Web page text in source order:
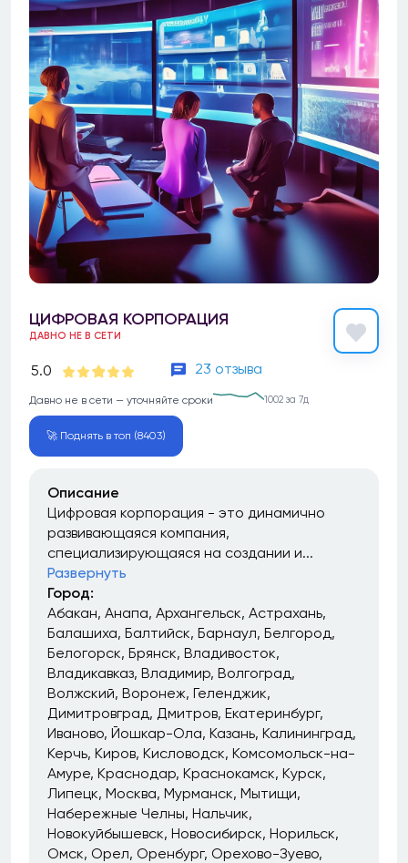
ЦИФРОВАЯ КОРПОРАЦИЯ
ДАВНО НЕ В СЕТИ
5.0 23 отзыва
Давно не в сети — уточняйте сроки 1002 за 7д
🚀 Поднять в топ (8403)
Описание
Цифровая корпорация - это динамично
развивающаяся компания,
специализирующаяся на создании и...
Развернуть
Город:
Абакан Анапа Архангельск Астрахань
Балашиха Балтийск Барнаул Белгород
Белогорск Брянск Владивосток
Владикавказ Владимир Волгоград
Волжский Воронеж Геленджик
Димитровград Дмитров Екатеринбург
Иваново Йошкар-Ола Казань Калининград
Керчь Киров Кисловодск Комсомольск-на-
Амуре Краснодар Краснокамск Курск
Липецк Москва Мурманск Мытищи
Набережные Челны Нальчик
Новокуйбышевск Новосибирск Норильск
Омск Орел Оренбург Орехово-Зуево